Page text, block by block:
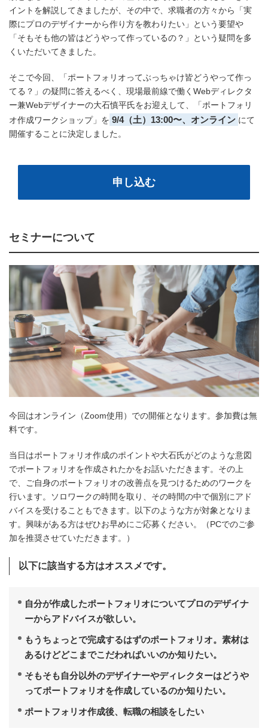
イントを解説してきましたが、その中で、求職者の方々から「実
際にプロのデザイナーから作り方を教わりたい」という要望や
「そもそも他の皆はどうやって作っているの？」という疑問を多
くいただいてきました。
そこで今回、「ポートフォリオってぶっちゃけ皆どうやって作っ
てる？」の疑問に答えるべく、現場最前線で働くWebディレクタ
ー兼Webデザイナーの大石慎平氏をお迎えして、「ポートフォリ
オ作成ワークショップ」を 9/4（土）13:00〜、オンライン にて
開催することに決定しました。
申し込む
セミナーについて
今回はオンライン（Zoom使用）での開催となります。参加費は無
料です。
当日はポートフォリオ作成のポイントや大石氏がどのような意図
でポートフォリオを作成されたかをお話いただきます。その上
で、ご自身のポートフォリオの改善点を見つけるためのワークを
行います。ソロワークの時間を取り、その時間の中で個別にアド
バイスを受けることもできます。以下のような方が対象となりま
す。興味がある方はぜひお早めにご応募ください。（PCでのご参
加を推奨させていただきます。）
以下に該当する方はオススメです。
自分が作成したポートフォリオについてプロのデザイナ
ーからアドバイスが欲しい。
もうちょっとで完成するはずのポートフォリオ。素材は
あるけどどこまでこだわればいいのか知りたい。
そもそも自分以外のデザイナーやディレクターはどうや
ってポートフォリオを作成しているのか知りたい。
ポートフォリオ作成後、転職の相談をしたい